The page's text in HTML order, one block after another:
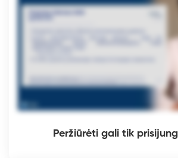
Peržiūrėti gali tik